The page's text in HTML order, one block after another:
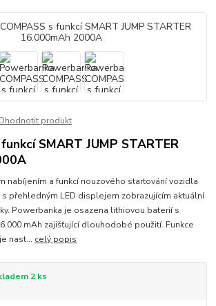
produkt
SMART JUMP STARTER
nabíjením a funkcí nouzového startování vozidla
přehledným LED displejem zobrazujícím aktuální
Powerbanka je osazena lithiovou baterií s
mAh zajišťující dlouhodobé použití. Funkce
nast... celý popis
2 ks